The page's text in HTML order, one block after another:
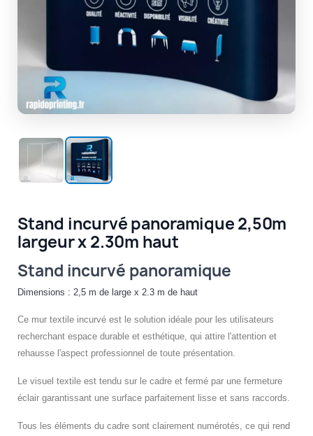
Stand incurvé panoramique 2,50m
largeur x 2.30m haut
Stand incurvé panoramique
Dimensions : 2,5 m de large x 2.3 m de haut
Ce mur textile incurvé est le solution idéale pour les utilisateurs
recherchant espace durable et esthétique, qui attire l'attention et
rehausse l'aspect professionnel de toute présentation.
Le visuel textile est tendu sur le cadre et fermé par une fermeture
éclair garantissant une surface parfaitement lisse et sans raccords.
Tous les éléments du cadre sont clairement numérotés, ce qui rend